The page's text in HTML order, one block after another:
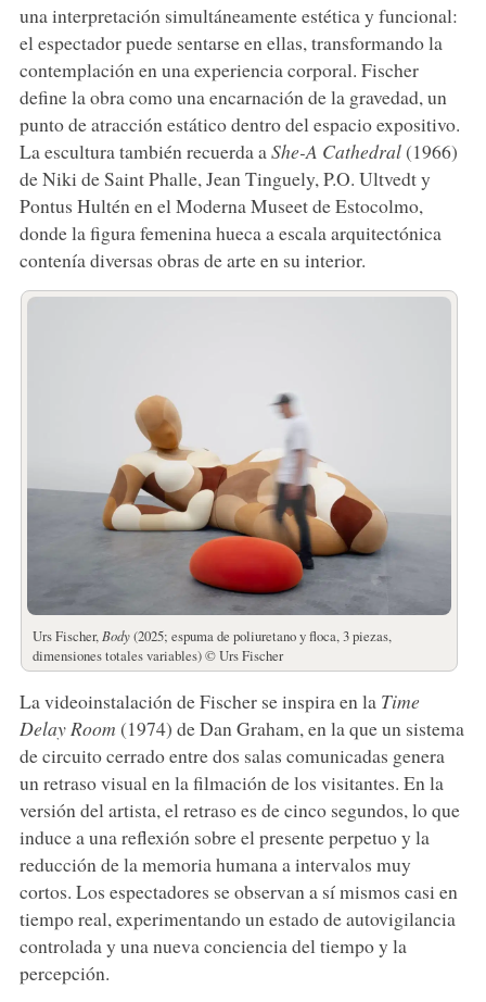
una interpretación simultáneamente estética y funcional:
el espectador puede sentarse en ellas, transformando la
contemplación en una experiencia corporal. Fischer
define la obra como una encarnación de la gravedad, un
punto de atracción estático dentro del espacio expositivo.
La escultura también recuerda a She-A Cathedral(1966)
de Niki de Saint Phalle, Jean Tinguely, P.O. Ultvedt y
Pontus Hultén en el Moderna Museet de Estocolmo,
donde la figura femenina hueca a escala arquitectónica
contenía diversas obras de arte en su interior.
Urs Fischer, Body(2025; espuma de poliuretano y floca, 3 piezas,
dimensiones totales variables) © Urs Fischer
La videoinstalación de Fischer se inspira en la Time
Delay Room (1974) de Dan Graham, en la que un sistema
de circuito cerrado entre dos salas comunicadas genera
un retraso visual en la filmación de los visitantes. En la
versión del artista, el retraso es de cinco segundos, lo que
induce a una reflexión sobre el presente perpetuo y la
reducción de la memoria humana a intervalos muy
cortos. Los espectadores se observan a sí mismos casi en
tiempo real, experimentando un estado de autovigilancia
controlada y una nueva conciencia del tiempo y la
percepción.